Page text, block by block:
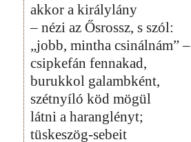
akkor a királylány
– nézi az Ősrossz, s szól:
„jobb, mintha csinálnám” –
csipkefán fennakad,
burukkol galambként,
szétnyíló köd mögül
látni a haranglényt;
tüskeszög-sebeit